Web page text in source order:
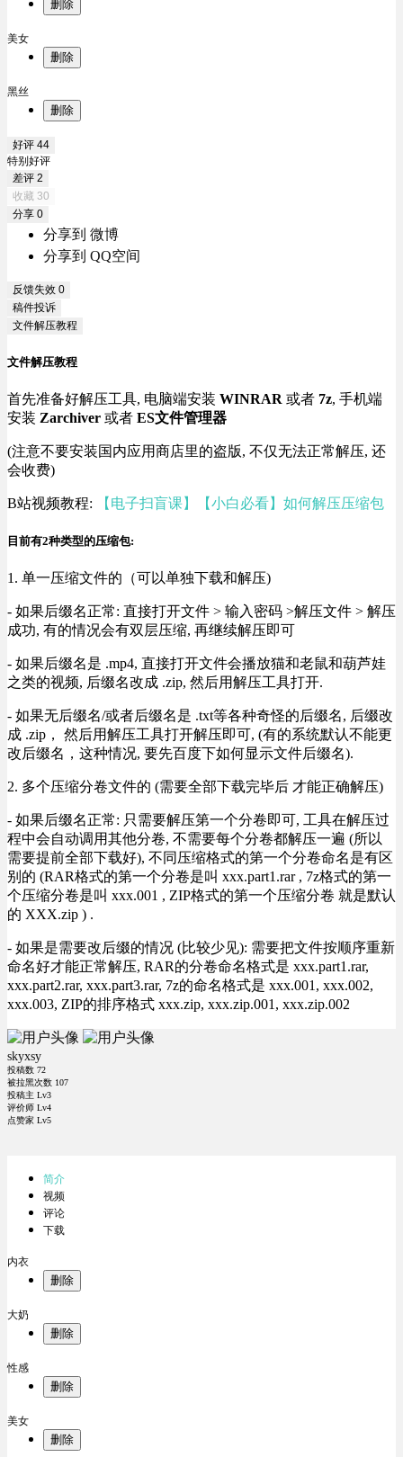
删除
美女
删除
黑丝
删除
好评 44
特别好评
差评 2
收藏 30
分享 0
分享到 微博
分享到 QQ空间
反馈失效 0
稿件投诉
文件解压教程
文件解压教程
首先准备好解压工具, 电脑端安装 WINRAR 或者 7z, 手机端
安装 Zarchiver 或者 ES文件管理器
(注意不要安装国内应用商店里的盗版, 不仅无法正常解压, 还
会收费)
B站视频教程: 【电子扫盲课】【小白必看】如何解压压缩包
目前有2种类型的压缩包:
1. 单一压缩文件的（可以单独下载和解压)
- 如果后缀名正常: 直接打开文件 > 输入密码 >解压文件 > 解压
成功, 有的情况会有双层压缩, 再继续解压即可
- 如果后缀名是 .mp4, 直接打开文件会播放猫和老鼠和葫芦娃
之类的视频, 后缀名改成 .zip, 然后用解压工具打开.
- 如果无后缀名/或者后缀名是 .txt等各种奇怪的后缀名, 后缀改
成 .zip， 然后用解压工具打开解压即可, (有的系统默认不能更
改后缀名，这种情况, 要先百度下如何显示文件后缀名).
2. 多个压缩分卷文件的 (需要全部下载完毕后 才能正确解压)
- 如果后缀名正常: 只需要解压第一个分卷即可, 工具在解压过
程中会自动调用其他分卷, 不需要每个分卷都解压一遍 (所以
需要提前全部下载好), 不同压缩格式的第一个分卷命名是有区
别的 (RAR格式的第一个分卷是叫 xxx.part1.rar , 7z格式的第一
个压缩分卷是叫 xxx.001 , ZIP格式的第一个压缩分卷 就是默认
的 XXX.zip ) .
- 如果是需要改后缀的情况 (比较少见): 需要把文件按顺序重新
命名好才能正常解压, RAR的分卷命名格式是 xxx.part1.rar,
xxx.part2.rar, xxx.part3.rar, 7z的命名格式是 xxx.001, xxx.002,
xxx.003, ZIP的排序格式 xxx.zip, xxx.zip.001, xxx.zip.002
skyxsy
投稿数 72
被拉黑次数 107
投稿主 Lv3
评价师 Lv4
点赞家 Lv5
简介
视频
评论
下载
内衣
删除
大奶
删除
性感
删除
美女
删除